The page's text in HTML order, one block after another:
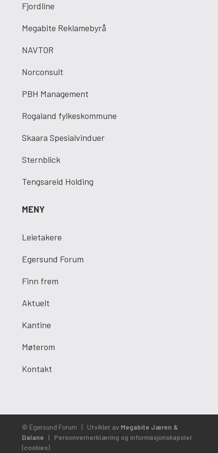
Fjordline
Megabite Reklamebyrå
NAVTOR
Norconsult
PBH Management
Rogaland fylkeskommune
Skaara Spesialvinduer
Sternblick
Tengsareid Holding
MENY
Leietakere
Egersund Forum
Finn frem
Aktuelt
Kantine
Møterom
Kontakt
© Egersund Forum | Utviklet av Megabite Jæren &
Dalane | Personvernerklæring og informasjonskapsler
(cookies)